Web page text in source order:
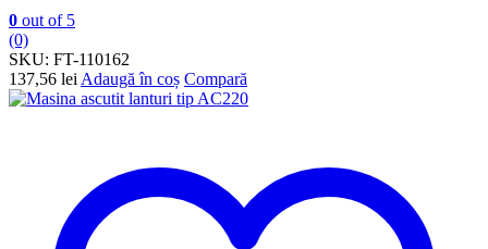
0 out of 5
(0)
SKU: FT-110162
137,56 lei Adaugă în coș Compară